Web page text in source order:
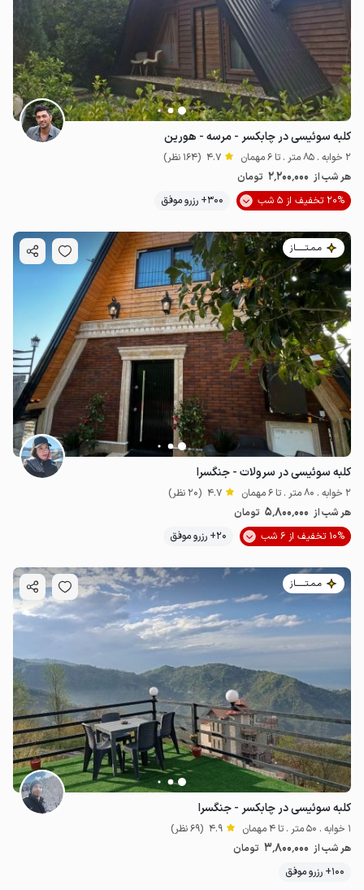
کلبه سوئیسی در چابکسر - مرسه - هورین
2 خوابه . 85 متر . تا 6 مهمان 4.7 (164 نظر)
هر شب از 2٬200٬000 تومان
20% تخفیف از 5 شب
300+ رزرو موفق
مـمـتــــــاز
کلبه سوئیسی در سرولات - جنگسرا
2 خوابه . 80 متر . تا 6 مهمان 4.7 (20 نظر)
هر شب از 5٬800٬000 تومان
10% تخفیف از 6 شب
20+ رزرو موفق
مـمـتــــــاز
کلبه سوئیسی در چابکسر - جنگسرا
1 خوابه . 50 متر . تا 4 مهمان 4.9 (69 نظر)
هر شب از 3٬800٬000 تومان
100+ رزرو موفق